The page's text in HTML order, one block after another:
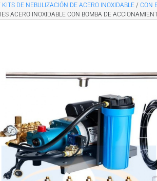
KITS DE NEBULIZACIÓN DE ACERO INOXIDABLE /CON
ACERO INOXIDABLE CON BOMBA DE